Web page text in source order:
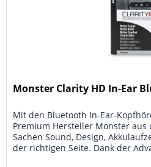
Monster Clarity HD In-Ear
Mit den Bluetooth In-Ear-
Premium Hersteller Monster aus
Sachen Sound, Design,
der richtigen Seite. Dank der